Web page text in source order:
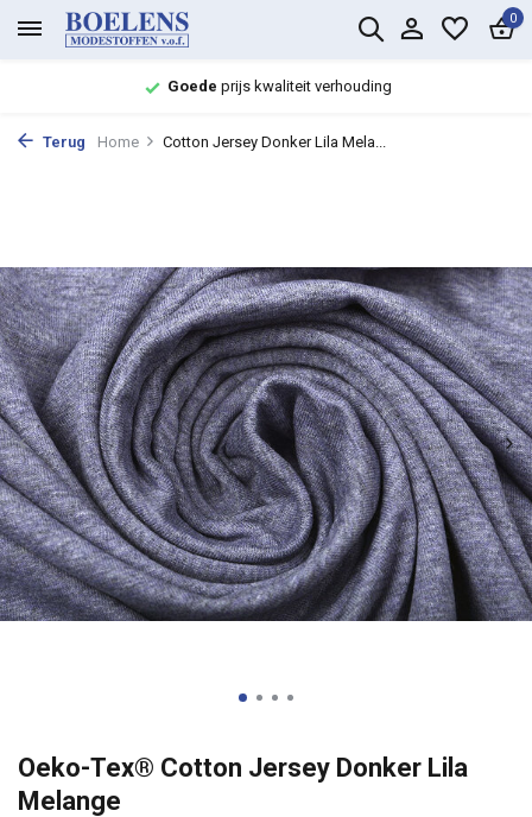
0
Goede prijs kwaliteit verhouding
Terug Home Cotton Jersey Donker Lila Mela...
Oeko-Tex® Cotton Jersey Donker Lila
Melange